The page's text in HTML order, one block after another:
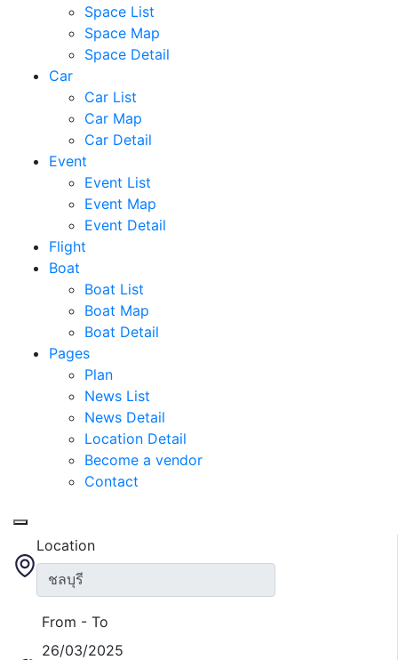
Space List
Space Map
Space Detail
Car
Car List
Car Map
Car Detail
Event
Event List
Event Map
Event Detail
Flight
Boat
Boat List
Boat Map
Boat Detail
Pages
Plan
News List
News Detail
Location Detail
Become a vendor
Contact
Location
From - To
26/03/2025